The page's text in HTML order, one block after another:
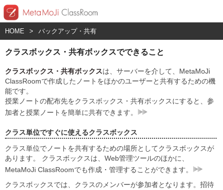
HOME > バックアップ・共有
クラスボックス・共有ボックスでできること
クラスボックス・共有ボックスは、サーバーを介して、MetaMoJi
ClassRoomで作成したノートをほかのユーザーと共有するための機
能です。
授業ノートの配布先をクラスボックス・共有ボックスにすると、参
加者と授業ノートを簡単に共有できます。
クラス単位ですぐに使えるクラスボックス
クラス単位でノートを共有するための場所としてクラスボックスが
あります。 クラスボックスは、Web管理ツールのほかに、
MetaMoJi ClassRoomでも作成・管理することができます。
クラスボックスでは、クラスのメンバーが参加者となります。招待